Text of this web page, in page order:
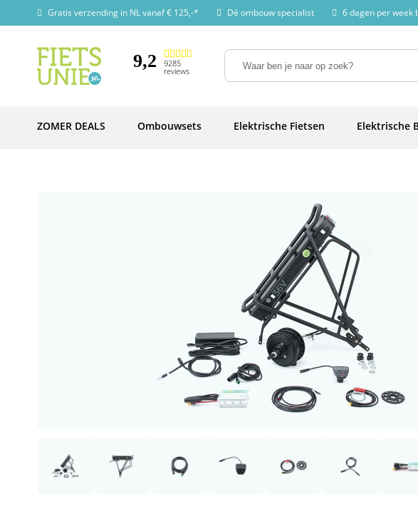
Gratis verzending in NL vanaf € 125,-* Dé ombouw specialist 6 dagen per week
9,2 9285
reviews
ZOMER DEALS Ombouwsets Elektrische Fietsen Elektrische